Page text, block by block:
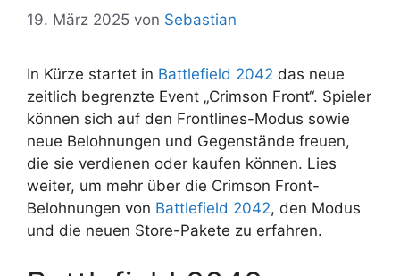
19. März 2025 von Sebastian
In Kürze startet in Battlefield 2042 das neue
zeitlich begrenzte Event „Crimson Front“. Spieler
können sich auf den Frontlines-Modus sowie
neue Belohnungen und Gegenstände freuen,
die sie verdienen oder kaufen können. Lies
weiter, um mehr über die Crimson Front-
Belohnungen von Battlefield 2042, den Modus
und die neuen Store-Pakete zu erfahren.